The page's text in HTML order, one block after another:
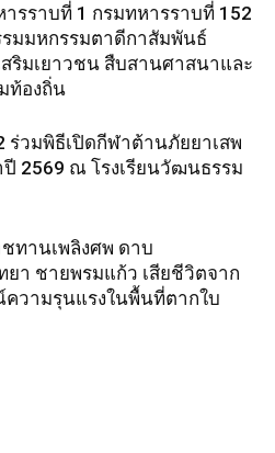
รราบที่ 1 กรมทหารราบที่ 152
รมมหกรรมตาดีกาสัมพันธ์
สริมเยาวชน สืบสานศาสนาและ
ท้องถิ่น
ร่วมพิธีเปิดกีฬาต้านภัยยาเสพ
2569 ณ โรงเรียนวัฒนธรรม
ทานเพลิงศพ ดาบ
ยา ชายพรมแก้ว เสียชีวิตจาก
ความรุนแรงในพื้นที่ตากใบ